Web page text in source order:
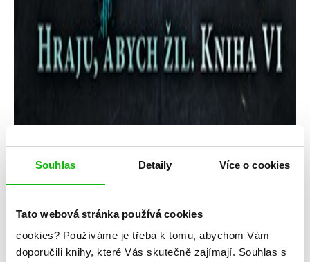
Souhlas Detaily Více o cookies
Tato webová stránka používá cookies
cookies? Používáme je třeba k tomu, abychom Vám
doporučili knihy, které Vás skutečně zajímají. Souhlas s
Hraju, abych žil 6 – Válka
Dmitrij Rus